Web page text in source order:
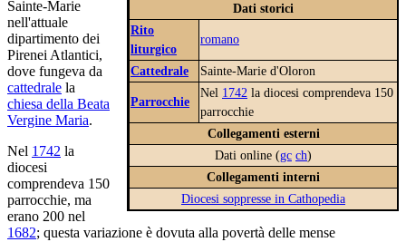
Dati storici
Rito
liturgico
romano
Cattedrale Sainte-Marie d'Oloron
Parrocchie
Nel 1742 la diocesi comprendeva 150
parrocchie
Collegamenti esterni
Dati online (gc ch)
Collegamenti interni
Diocesi soppresse in Cathopedia
Sainte-Marie
nell'attuale
dipartimento dei
Pirenei Atlantici,
dove fungeva da
cattedrale la
chiesa della Beata
Vergine Maria.
Nel 1742 la
diocesi
comprendeva 150
parrocchie, ma
erano 200 nel
1682; questa variazione è dovuta alla povertà delle mense